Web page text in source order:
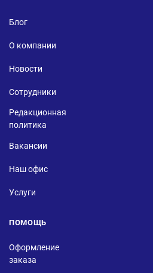
Блог
О компании
Новости
Сотрудники
Редакционная
политика
Вакансии
Наш офис
Услуги
ПОМОЩЬ
Оформление
заказа